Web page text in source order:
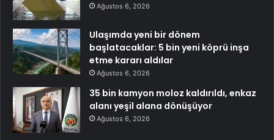
Ağustos 6, 2026
Ulaşımda yeni bir dönem
başlatacaklar: 5 bin yeni köprü inşa
etme kararı aldılar
Ağustos 6, 2026
35 bin kamyon moloz kaldırıldı, enkaz
alanı yeşil alana dönüşüyor
Ağustos 6, 2026